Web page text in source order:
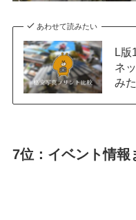
あわせて読みたい
L版
ネ
みた
7位：イベント情報